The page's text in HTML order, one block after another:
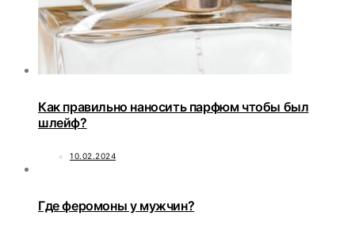
Как правильно наносить парфюм чтобы был
шлейф?
10.02.2024
Где феромоны у мужчин?